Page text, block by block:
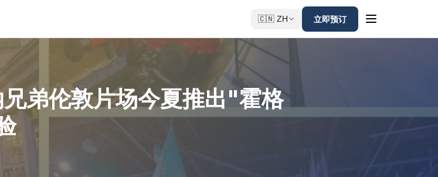
🇨🇳 ZH 立即预订
弟伦敦片场今夏推出"霍格